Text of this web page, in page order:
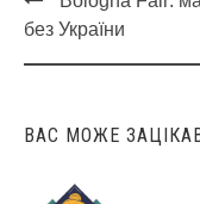
Post
navigation
без України
ВАС МОЖЕ